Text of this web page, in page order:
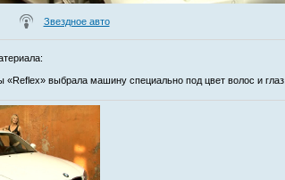
Звездное авто
:
«Reflex» выбрала машину специально под цвет волос и глаз.